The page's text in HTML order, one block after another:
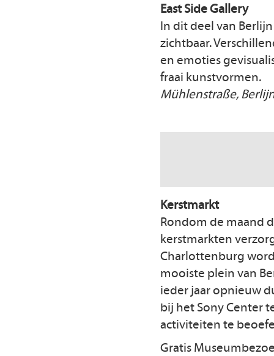
East Side Gallery
In dit deel van
zichtbaar.
en emoties
fraai kunstvormen.
Mühlenstraße,
Kerstmarkt
Rondom de maand
kerstmarkten
Charlottenburg
mooiste plein van
ieder jaar opnieuw
bij het Sony Center
activiteiten te
Gratis